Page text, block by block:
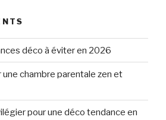
déco à éviter en 2026
chambre parentale zen et
pour une déco tendance en